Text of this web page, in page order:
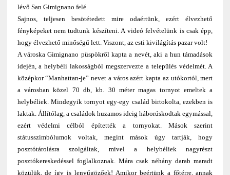
lévő San Gimignano felé.
Sajnos, teljesen besötétedett mire odaértünk, ezért élvezhető
fényképeket nem tudtunk készíteni. A videó felvételünk is csak épp,
hogy élvezhető minőségű lett. Viszont, az esti kivilágítás pazar volt!
A városka Gimignano püspökről kapta a nevét, aki a hun támadások
idején, a helybéli lakosságból megszervezte a település védelmét. A
középkor “Manhattan-je” nevet a város azért kapta az utókortól, mert
a városban közel 70 db, kb. 30 méter magas tornyot emeltek a
helybéliek. Mindegyik tornyot egy-egy család birtokolta, ezekben is
laktak. Állítólag, a családok huzamos ideig háborúskodtak egymással,
ezért védelmi célból építették a tornyokat. Mások szerint
státusszimbólumok voltak, megint mások úgy tartják, hogy
posztótárolásra szolgáltak, mivel a helybéliek nagyrészt
posztókereskedéssel foglalkoznak. Mára csak néhány darab maradt
közülük, de így is lenyűgözőek! Amikor beértünk a főtérre, annak